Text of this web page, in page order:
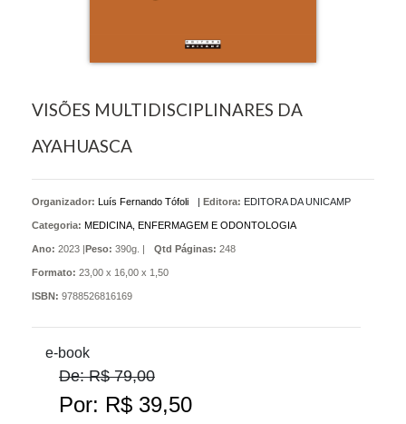
VISÕES MULTIDISCIPLINARES DA
AYAHUASCA
Organizador: Luís Fernando Tófoli Editora: EDITORA DA UNICAMP
Categoria: MEDICINA, ENFERMAGEM E ODONTOLOGIA
Ano: 2023 | Peso: 390g. | Qtd Páginas: 248
Formato: 23,00 x 16,00 x 1,50
ISBN: 9788526816169
e-book
De: R$ 79,00
Por: R$ 39,50